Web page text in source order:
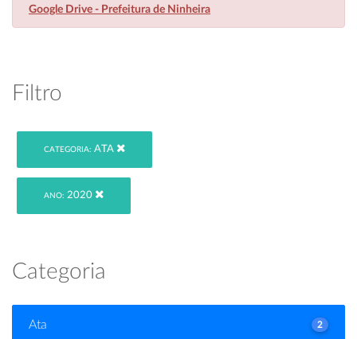
Google Drive - Prefeitura de Ninheira
Filtro
CATEGORIA: ATA
ANO: 2020
Categoria
Ata 2